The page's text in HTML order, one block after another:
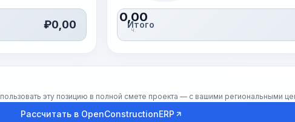
₽0,00
0,00
ч.
Итого
эту позицию в полной смете проекта — с вашими региональными
Рассчитать в OpenConstructionERP